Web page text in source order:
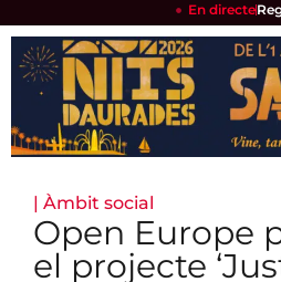
En directe
| Àmbit social
Open Europe
el projecte